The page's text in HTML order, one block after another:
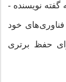
گفته نویسنده -
خود
حفظ برتری